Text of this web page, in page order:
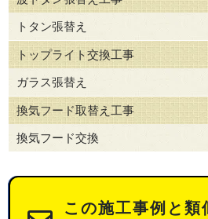
トタン張替え
トップライト交換工事
ガラス張替え
換気フード取替え工事
換気フード交換
この施工事例と類